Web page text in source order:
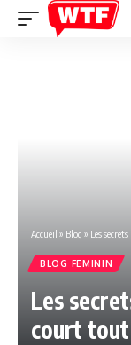
Accueil » Blog » Les
BLOG FEMININ
Les
court tout